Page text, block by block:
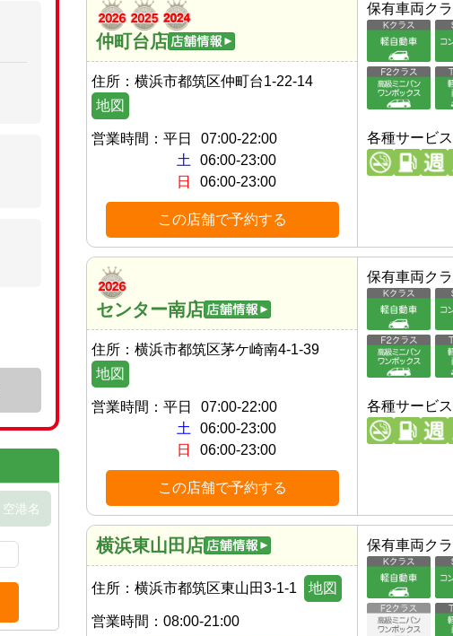
仲町台店
住所： 横浜市都筑区仲町台1-22-14
地図
営業時間： 平日
07:00-22:00
土
06:00-23:00
日
06:00-23:00
この店舗で予約する
保有車両ク
各種サービス
センター南店
住所： 横浜市都筑区茅ケ崎南4-1-39
地図
営業時間： 平日
07:00-22:00
土
06:00-23:00
日
06:00-23:00
この店舗で予約する
保有車両ク
各種サービス
横浜東山田店
住所： 横浜市都筑区東山田3-1-1 地図
営業時間： 08:00-21:00
保有車両ク
空港名